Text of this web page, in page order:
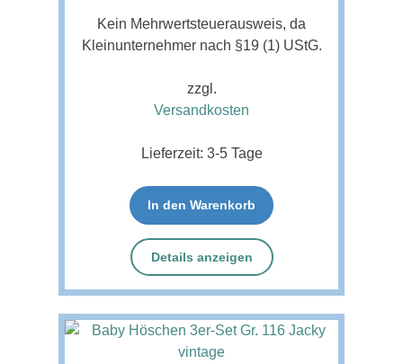
Kein Mehrwertsteuerausweis, da
Kleinunternehmer nach §19 (1) UStG.
zzgl.
Versandkosten
Lieferzeit: 3-5 Tage
In den Warenkorb
Details anzeigen